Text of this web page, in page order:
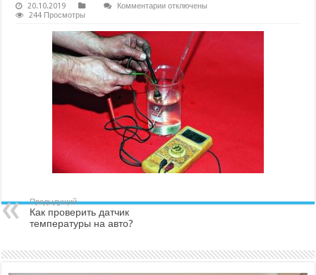
20.10.2019 Комментариикотключены
244 Просмотры
Предыдущий
Как проверить датчик
температуры на авто?